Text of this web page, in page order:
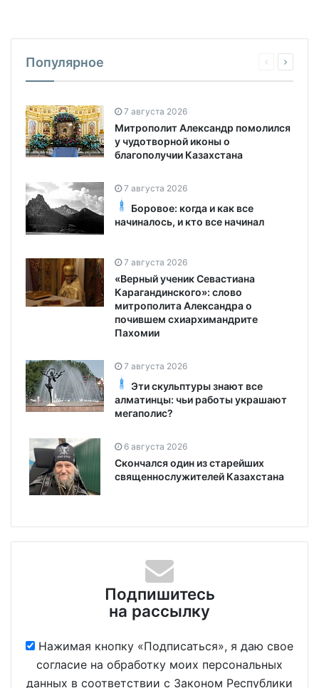
Популярное
Митрополит Александр помолился
у чудотворной иконы о
благополучии Казахстана
Боровое: когда и как все
начиналось, и кто все начинал
«Верный ученик Севастиана
Карагандинского»: слово
митрополита Александра о
почившем схиархимандрите
Пахомии
Эти скульптуры знают все
алматинцы: чьи работы украшают
мегаполис?
Скончался один из старейших
священнослужителей Казахстана
Подпишитесь
на рассылку
Нажимая кнопку «Подписаться», я даю свое
согласие на обработку моих персональных
данных в соответствии с Законом Республики
Казахстан от 21 мая 2013 года № 94-V «О